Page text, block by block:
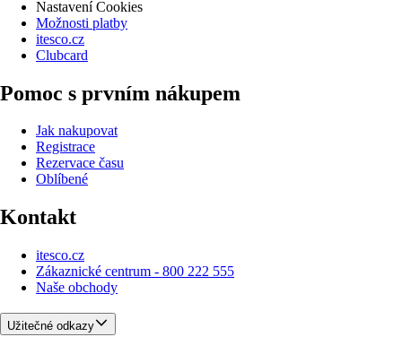
Nastavení Cookies
Možnosti platby
itesco.cz
Clubcard
Pomoc s prvním nákupem
Jak nakupovat
Registrace
Rezervace času
Oblíbené
Kontakt
itesco.cz
Zákaznické centrum - 800 222 555
Naše obchody
Užitečné odkazy